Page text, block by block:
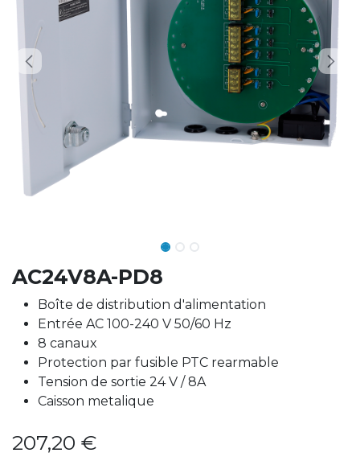
AC24V8A-PD8
Boîte de distribution d'alimentation
Entrée AC 100-240 V 50/60 Hz
8 canaux
Protection par fusible PTC rearmable
Tension de sortie 24 V / 8A
Caisson metalique
207,20 €